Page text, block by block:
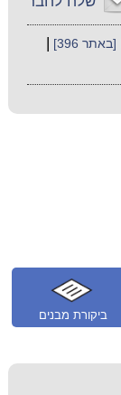
[באתר 396]
ביקורת מבנים